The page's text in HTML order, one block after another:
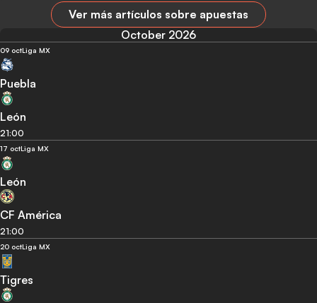
Ver más artículos sobre apuestas
October 2026
09 octLiga MX
Puebla
León
21:00
17 octLiga MX
León
CF América
21:00
20 octLiga MX
Tigres